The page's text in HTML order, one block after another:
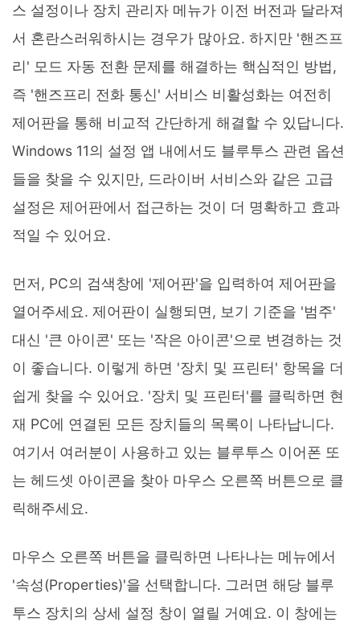
스 설정이나 장치 관리자 메뉴가 이전 버전과 달라져
서 혼란스러워하시는 경우가 많아요. 하지만 '핸즈프
리' 모드 자동 전환 문제를 해결하는 핵심적인 방법,
즉 '핸즈프리 전화 통신' 서비스 비활성화는 여전히
제어판을 통해 비교적 간단하게 해결할 수 있답니다.
Windows 11의 설정 앱 내에서도 블루투스 관련 옵션
들을 찾을 수 있지만, 드라이버 서비스와 같은 고급
설정은 제어판에서 접근하는 것이 더 명확하고 효과
적일 수 있어요.
먼저, PC의 검색창에 '제어판'을 입력하여 제어판을
열어주세요. 제어판이 실행되면, 보기 기준을 '범주'
대신 '큰 아이콘' 또는 '작은 아이콘'으로 변경하는 것
이 좋습니다. 이렇게 하면 '장치 및 프린터' 항목을 더
쉽게 찾을 수 있어요. '장치 및 프린터'를 클릭하면 현
재 PC에 연결된 모든 장치들의 목록이 나타납니다.
여기서 여러분이 사용하고 있는 블루투스 이어폰 또
는 헤드셋 아이콘을 찾아 마우스 오른쪽 버튼으로 클
릭해주세요.
마우스 오른쪽 버튼을 클릭하면 나타나는 메뉴에서
'속성(Properties)'을 선택합니다. 그러면 해당 블루
투스 장치의 상세 설정 창이 열릴 거예요. 이 창에는